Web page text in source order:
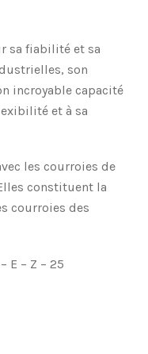
sa fiabilité et sa
son
incroyable capacité
et à sa
les courroies de
constituent la
courroies des
E – Z – 25